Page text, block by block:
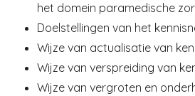
het domein paramedische
Doelstellingen van het
Wijze van actualisatie van
Wijze van verspreiding van
Wijze van vergroten en